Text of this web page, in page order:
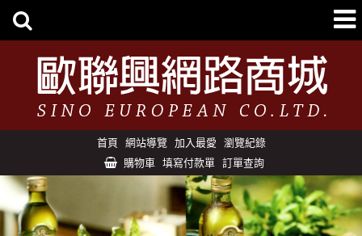
首頁 網站導覽 加入最愛 瀏覽紀錄
購物車 填寫付款單 訂單查詢